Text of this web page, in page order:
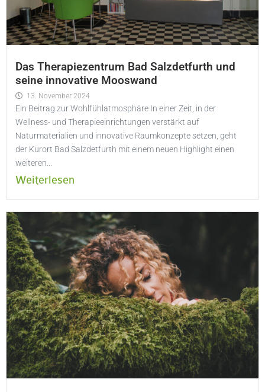
Das Therapiezentrum Bad Salzdetfurth und
seine innovative Mooswand
13. November 2024
Ein Beitrag zur Wohlfühlatmosphäre In einer Zeit, in der
Wellness- und Therapieeinrichtungen verstärkt auf
Naturmaterialien und innovative Raumkonzepte setzen, geht
der Kurort Bad Salzdetfurth mit einem neuen Highlight einen
weiteren...
Weiterlesen